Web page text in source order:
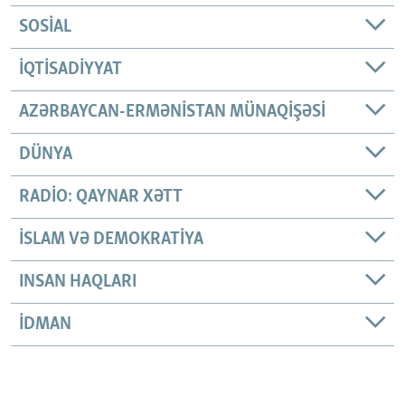
SOSIAL
İQTISADIYYAT
AZƏRBAYCAN-ERMƏNISTAN MÜNAQIŞƏSI
DÜNYA
RADIO: QAYNAR XƏTT
İSLAM VƏ DEMOKRATIYA
INSAN HAQLARI
İDMAN